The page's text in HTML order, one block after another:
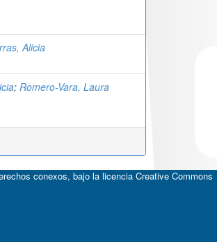
Alicia
; Romero-Vara, Laura
conexos, bajo la licencia Creative Commons